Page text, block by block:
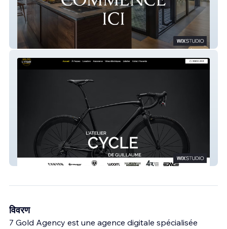
Algeria Prestige
L'Atelier du Cycle
विवरण
7 Gold Agency est une agence digitale spécialisée